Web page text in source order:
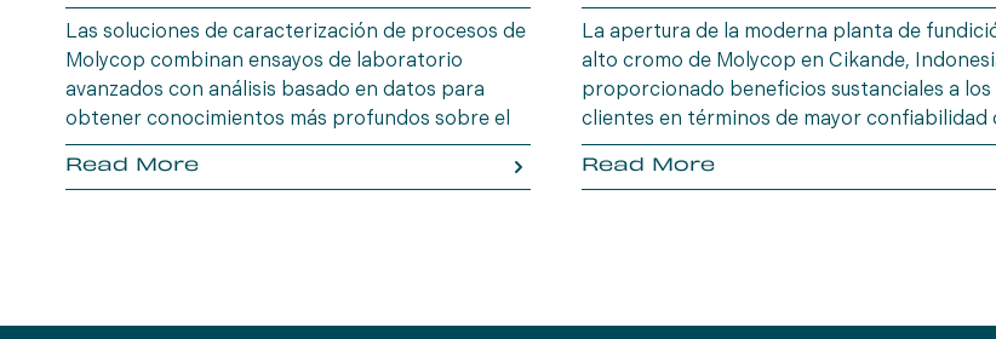
Las soluciones de caracterización de procesos de
Molycop combinan ensayos de laboratorio
avanzados con análisis basado en datos para
obtener conocimientos más profundos sobre el
comportamiento del mineral. OreVia, el enfoque
holístico de Molycop para el procesamiento de
Read More
molienda
La apertura de la moderna planta de
alto cromo de Molycop en Cikande,
proporcionado beneficios sustanciales a los
clientes en términos de mayor confiabilidad
suministro y plazos de entrega más cortos.
Read More